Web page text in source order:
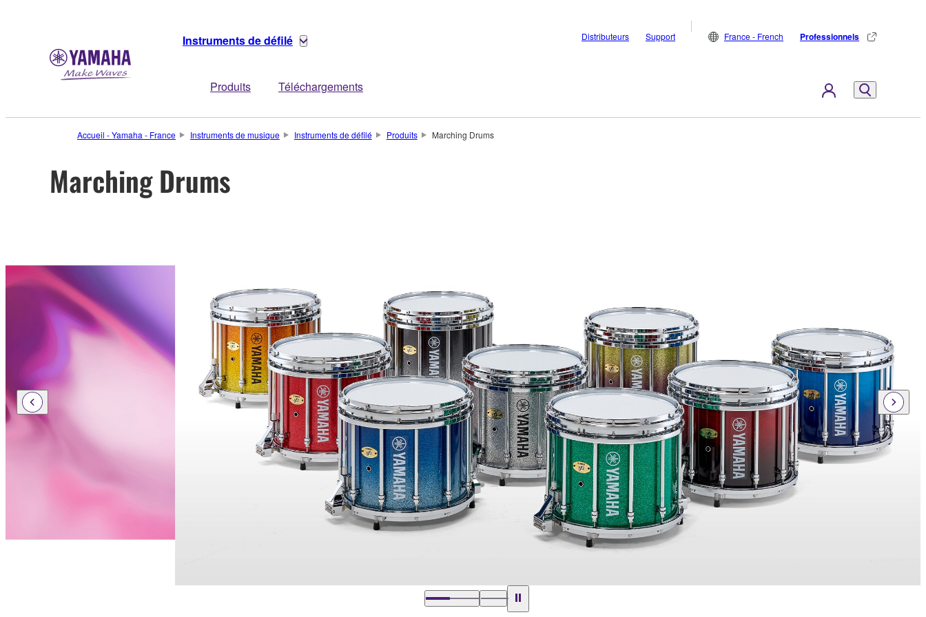
Instruments de défilé
Produits Téléchargements
Distributeurs Support France - French Professionnels
Accueil - Yamaha - France Instruments de musique Instruments de défilé Produits Marching Drums
Marching Drums